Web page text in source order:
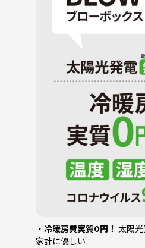
・ 冷暖房費実質0円！ 太陽
家計に優しい